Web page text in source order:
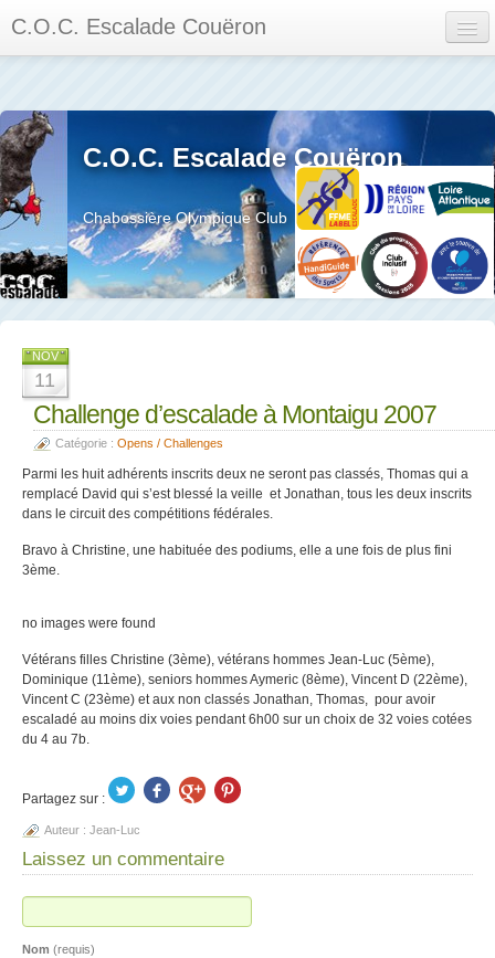
C.O.C. Escalade Couëron
Calendrier des événements et des compétitions
Les membres
Les séances
Privée
La salle et le mur
C.O.C. Escalade Couëron
Chabossière Olympique Club
NOV
11
Challenge d’escalade à Montaigu 2007
Catégorie : Opens / Challenges
Parmi les huit adhérents inscrits deux ne seront pas classés, Thomas qui a
remplacé David qui s’est blessé la veille et Jonathan, tous les deux inscrits
dans le circuit des compétitions fédérales.
Bravo à Christine, une habituée des podiums, elle a une fois de plus fini
3ème.
no images were found
Vétérans filles Christine (3ème), vétérans hommes Jean-Luc (5ème),
Dominique (11ème), seniors hommes Aymeric (8ème), Vincent D (22ème),
Vincent C (23ème) et aux non classés Jonathan, Thomas, pour avoir
escaladé au moins dix voies pendant 6h00 sur un choix de 32 voies cotées
du 4 au 7b.
Partagez sur :
Auteur : Jean-Luc
Laissez un commentaire
Nom (requis)